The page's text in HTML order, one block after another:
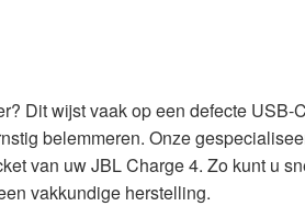
Dit wijst vaak op een defecte USB-
belemmeren. Onze
van uw JBL Charge 4. Zo kunt u
vakkundige herstelling.